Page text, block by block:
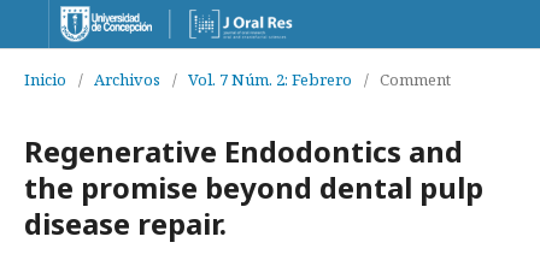
Inicio / Archivos / Vol. 7 Núm. 2: Febrero / Comment
Regenerative Endodontics and
the promise beyond dental pulp
disease repair.